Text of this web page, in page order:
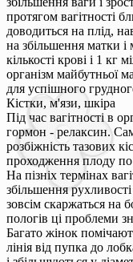
протягом вагітності
доводиться на плід,
на збільшення матки
кількості крові і 1 кг
організм майбутньої
для успішного
Кістки, м'язи, шкіра
Під час вагітності в
гормон - релаксин.
розбіжність тазових
проходження плоду
На пізніх термінах
збільшення
зовсім скаржаться на
пологів ці проблеми
Багато жінок
лінія від пупка до